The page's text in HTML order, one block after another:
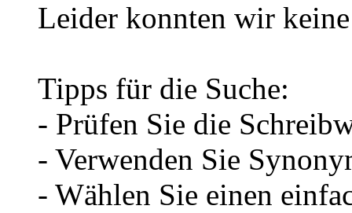
Leider konnten wir
Tipps für die Suche:
- Prüfen Sie die
- Verwenden Sie
- Wählen Sie einen